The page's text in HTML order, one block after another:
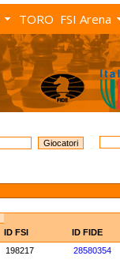
TORO FSI Arena
ID FSI ID FIDE
198217 28580354